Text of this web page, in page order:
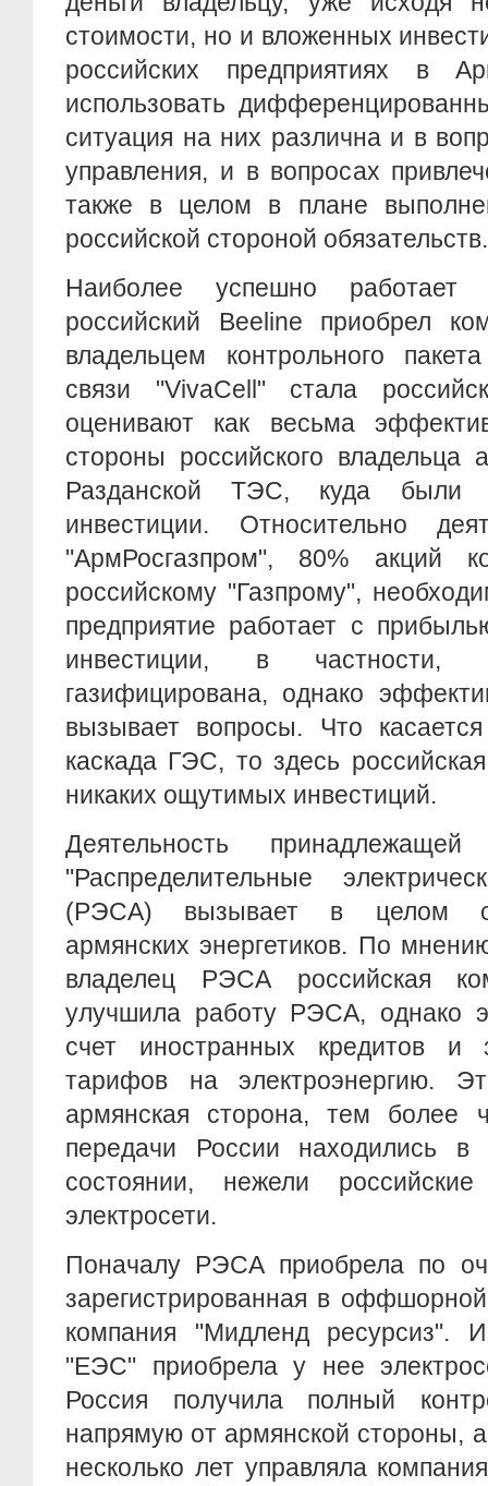
стоимости, но и вложенных
российских предприятиях в
использовать
ситуация на них различна и в
управления, и в вопросах
также в целом в плане
российской стороной обязательств.
Наиболее успешно
российский Beeline приобрел
владельцем контрольного
связи "VivaCell" стала
оценивают как весьма
стороны российского владельца
Разданской ТЭС, куда были
инвестиции. Относительно
"АрмРосгазпром", 80% акций
российскому "Газпрому",
предприятие работает с
инвестиции, в
газифицирована, однако
вызывает вопросы. Что касается
каскада ГЭС, то здесь
никаких ощутимых инвестиций.
Деятельность
"Распределительные
(РЭСА) вызывает в целом
армянских энергетиков. По
владелец РЭСА российская
улучшила работу РЭСА, однако
счет иностранных кредитов и
тарифов на электроэнергию.
армянская сторона, тем
передачи России находились
состоянии, нежели российские
электросети.
Поначалу РЭСА приобрела по
зарегистрированная в
компания "Мидленд ресурсиз".
"ЕЭС" приобрела у нее
Россия получила полный
напрямую от армянской стороны,
несколько лет управляла